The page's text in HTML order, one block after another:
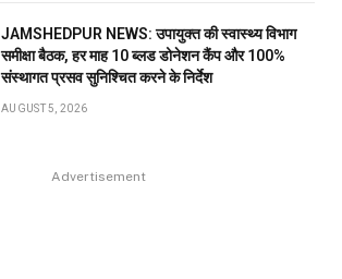
JAMSHEDPUR NEWS: उपायुक्त की स्वास्थ्य विभाग
समीक्षा बैठक, हर माह 10 ब्लड डोनेशन कैंप और 100%
संस्थागत प्रसव सुनिश्चित करने के निर्देश
AUGUST 5, 2026
Advertisement